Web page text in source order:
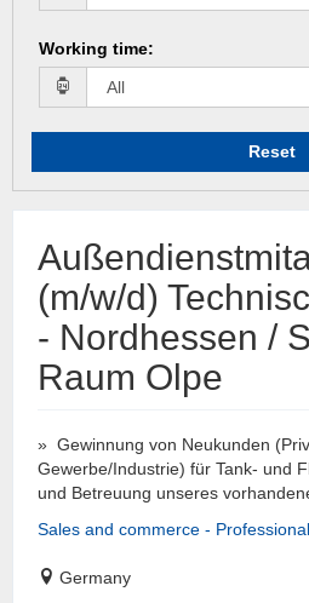
Working time:
Reset
(m/w/d)
- Nordhessen /
Raum Olpe
» Gewinnung von Neukunden
Gewerbe/Industrie) für Tank- und
und Betreuung unseres
Sales and commerce -
Germany